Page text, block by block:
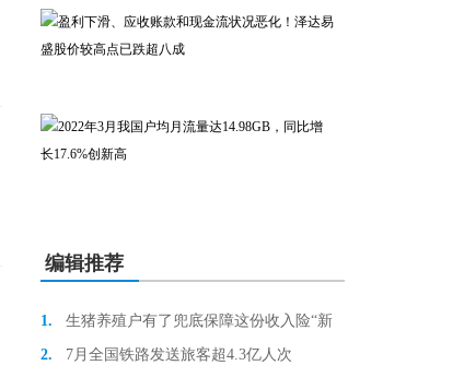
实实在在赚钱了！
盈利下滑、应收账款
编辑推荐
1. 生猪养殖户有了兜底保障这份收入险“新
2. 7月全国铁路发送旅客超4.3亿人次